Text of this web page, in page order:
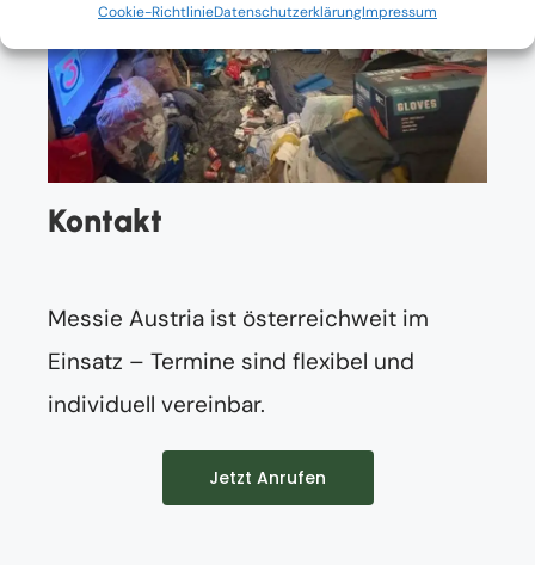
Cookie-RichtlinieDatenschutzerklärungImpressum
Kontakt
Messie Austria ist österreichweit im
Einsatz – Termine sind flexibel und
individuell vereinbar.
Jetzt Anrufen